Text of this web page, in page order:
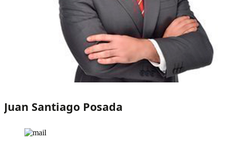
Juan Santiago Posada